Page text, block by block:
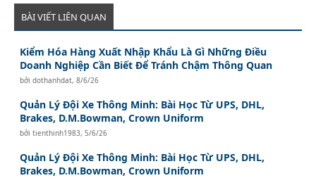
BÀI VIẾT LIÊN QUAN
Kiểm Hóa Hàng Xuất Nhập Khẩu Là Gì Những Điều
Doanh Nghiệp Cần Biết Để Tránh Chậm Thông Quan
bởidothanhdat,8/6/26
Quản Lý Đội Xe Thông Minh: Bài Học Từ UPS, DHL,
Brakes, D.M.Bowman, Crown Uniform
bởitienthinh1983, 5/6/26
Quản Lý Đội Xe Thông Minh: Bài Học Từ UPS, DHL,
Brakes, D.M.Bowman, Crown Uniform